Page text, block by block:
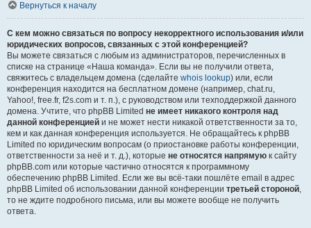
Вернуться к началу
С кем можно связаться по вопросу некорректного использования и/или
юридических вопросов, связанных с этой конференцией?
Вы можете связаться с любым из администраторов, перечисленных в
списке на странице «Наша команда». Если вы не получили ответа,
свяжитесь с владельцем домена (сделайте whois lookup) или, если
конференция находится на бесплатном домене (например, chat.ru,
Yahoo!, free.fr, f2s.com и т. п.), с руководством или техподдержкой данного
домена. Учтите, что phpBB Limited не имеет никакого контроля над
данной конференцией и не может нести никакой ответственности за то,
кем и как данная конференция используется. Не обращайтесь к phpBB
Limited по юридическим вопросам (о приостановке работы конференции,
ответственности за неё и т. д.), которые не относятся напрямую к сайту
phpBB.com или которые частично относятся к программному
обеспечению phpBB Limited. Если же вы всё-таки пошлёте email в адрес
phpBB Limited об использовании данной конференции третьей стороной,
то не ждите подробного письма, или вы можете вообще не получить
ответа.